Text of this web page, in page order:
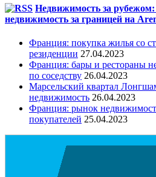
Недвижимость за
недвижимость за границей на
Франция: покупка жилья со
резиденции 27.04.2023
Франция: бары и рестораны
по соседству 26.04.2023
Марсельский квартал
недвижимость 26.04.2023
Франция: рынок
покупателей 25.04.2023